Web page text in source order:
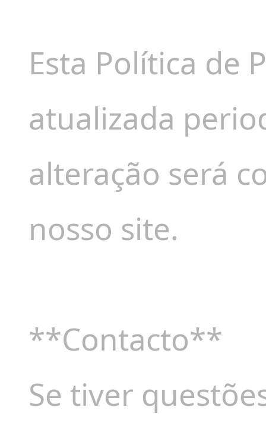
Esta Política de
atualizada
alteração será
nosso site.
**Contacto**
Se tiver